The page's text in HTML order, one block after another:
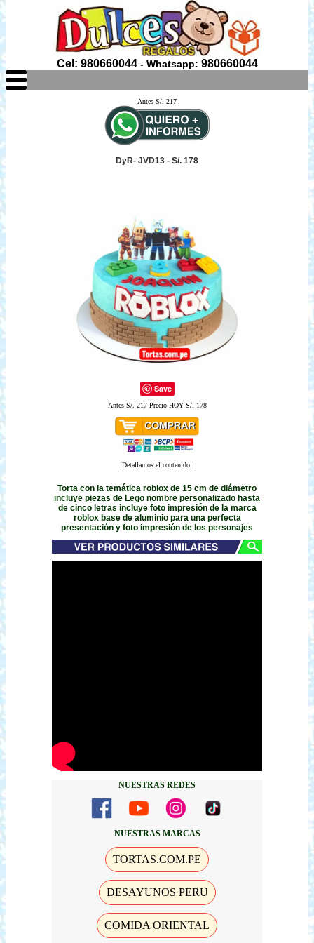
Cel: 980660044- Whatsapp: 980660044
Antes S/. 217
DyR- JVD13 - S/. 178
Save
AntesS/. 217Precio HOY S/. 178
Detallamos el contenido:
Torta con la temática roblox de 15 cm de diámetro
incluye piezas de Lego nombre personalizado hasta
de cinco letras incluye foto impresión de la marca
roblox base de aluminio para una perfecta
presentación y foto impresión de los personajes
NUESTRAS REDES
NUESTRAS MARCAS
TORTAS.COM.PE
DESAYUNOS PERU
COMIDA ORIENTAL